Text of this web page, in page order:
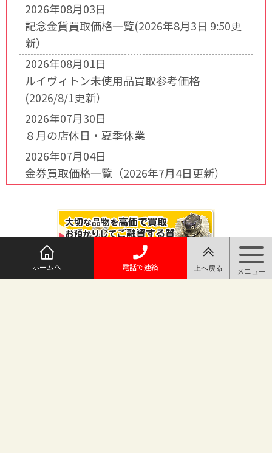
2026年08月03日
記念金貨買取価格一覧(2026年8月3日 9:50更
新）
2026年08月01日
ルイヴィトン未使用品買取参考価格
(2026/8/1更新）
2026年07月30日
８月の店休日・夏季休業
2026年07月04日
金券買取価格一覧（2026年7月4日更新）
ホームへ 電話で連絡